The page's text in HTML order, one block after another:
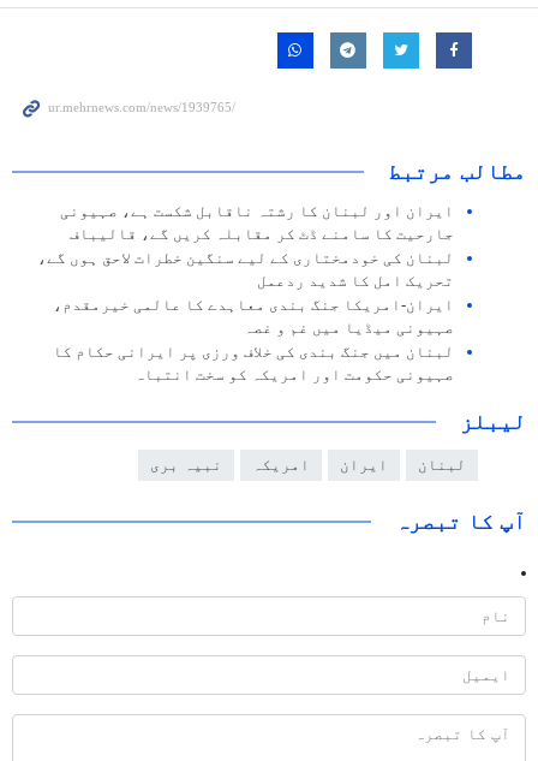
مطالب مرتبط
ایران اور لبنان کا رشتہ ناقابل شکست ہے، صہیونی
جارحیت کا سامنے ڈٹ کر مقابلہ کریں گے، قالیباف
لبنان کی خودمختاری کے لیے سنگین خطرات لاحق ہوں گے،
تحریک امل کا شدید ردعمل
ایران-امریکا جنگ بندی معاہدے کا عالمی خیرمقدم،
صہیونی میڈیا میں غم و غصہ
لبنان میں جنگ بندی کی خلاف ورزی پر ایرانی حکام کا
صہیونی حکومت اور امریکہ کو سخت انتباہ
لیبلز
لبنان ایران امریکہ نبیہ بری
آپ کا تبصرہ